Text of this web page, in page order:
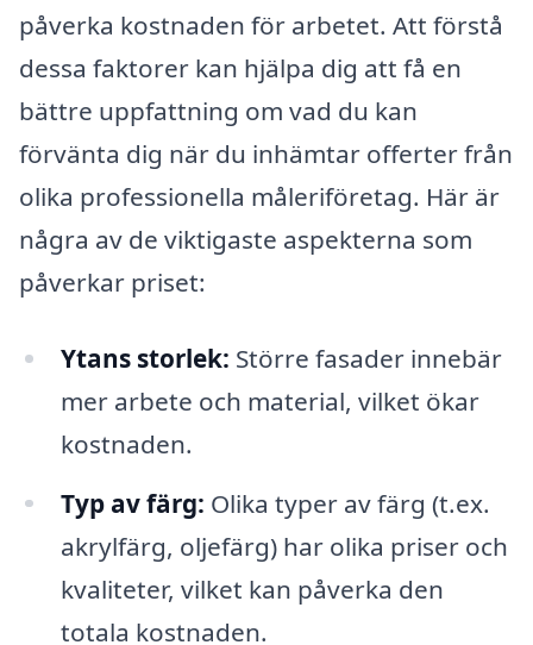
påverka kostnaden för arbetet. Att förstå
dessa faktorer kan hjälpa dig att få en
bättre uppfattning om vad du kan
förvänta dig när du inhämtar offerter från
olika professionella måleriföretag. Här är
några av de viktigaste aspekterna som
påverkar priset:
Ytans storlek: Större fasader innebär
mer arbete och material, vilket ökar
kostnaden.
Typ av färg: Olika typer av färg (t.ex.
akrylfärg, oljefärg) har olika priser och
kvaliteter, vilket kan påverka den
totala kostnaden.